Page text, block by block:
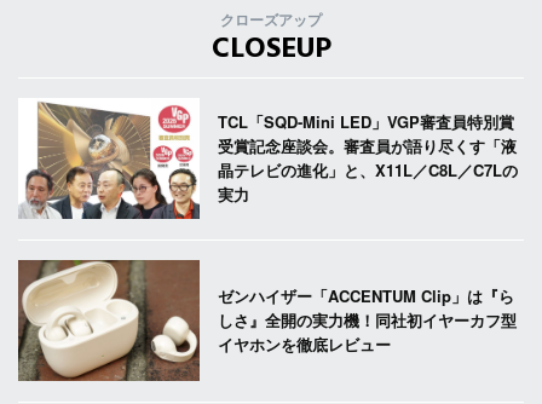
クローズアップ
CLOSEUP
TCL「SQD-Mini LED」VGP審査員特別賞
受賞記念座談会。審査員が語り尽くす「液
晶テレビの進化」と、X11L／C8L／C7Lの
実力
ゼンハイザー「ACCENTUM Clip」は『ら
しさ』全開の実力機！同社初イヤーカフ型
イヤホンを徹底レビュー